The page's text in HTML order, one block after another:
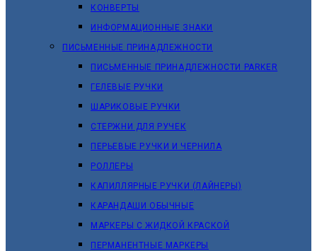
КОНВЕРТЫ
ИНФОРМАЦИОННЫЕ ЗНАКИ
ПИСЬМЕННЫЕ ПРИНАДЛЕЖНОСТИ
ПИСЬМЕННЫЕ ПРИНАДЛЕЖНОСТИ PARKER
ГЕЛЕВЫЕ РУЧКИ
ШАРИКОВЫЕ РУЧКИ
СТЕРЖНИ ДЛЯ РУЧЕК
ПЕРЬЕВЫЕ РУЧКИ И ЧЕРНИЛА
РОЛЛЕРЫ
КАПИЛЛЯРНЫЕ РУЧКИ (ЛАЙНЕРЫ)
КАРАНДАШИ ОБЫЧНЫЕ
МАРКЕРЫ C ЖИДКОЙ КРАСКОЙ
ПЕРМАНЕНТНЫЕ МАРКЕРЫ